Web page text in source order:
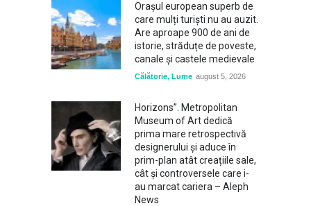
Orașul european superb de
care mulți turiști nu au auzit.
Are aproape 900 de ani de
istorie, străduțe de poveste,
canale și castele medievale
Călătorie, Lume august 5, 2026
Horizons”. Metropolitan
Museum of Art dedică
prima mare retrospectivă
designerului și aduce în
prim-plan atât creațiile sale,
cât și controversele care i-
au marcat cariera – Aleph
News